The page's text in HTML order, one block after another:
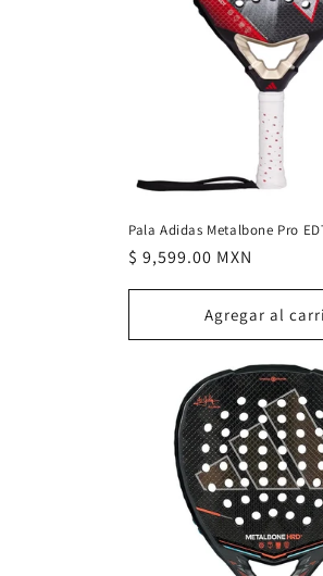
Pala Adidas Metalbone Pro
Precio
habitual
$ 9,599.00 MXN
Agregar al